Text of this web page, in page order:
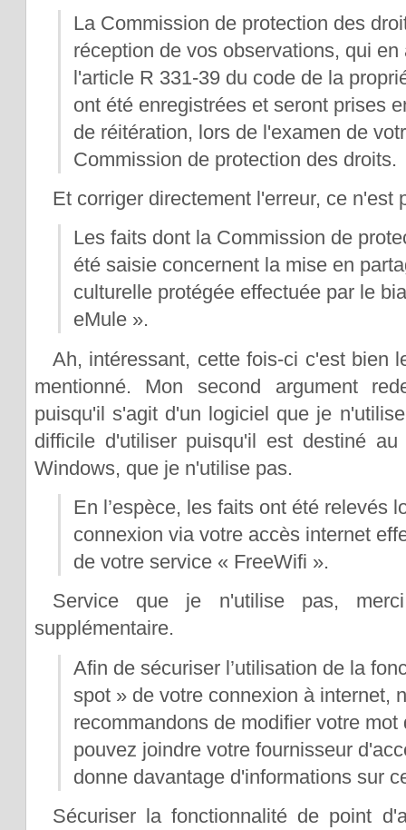
La Commission de protection des
réception de vos observations, qui en
l'article R 331-39 du code de la
ont été enregistrées et seront prises
de réitération, lors de l'examen de
Commission de protection des droits.
Et corriger directement l'erreur, ce n'est
Les faits dont la Commission de
été saisie concernent la mise en
culturelle protégée effectuée par le
eMule ».
Ah, intéressant, cette fois-ci c'est bien
mentionné. Mon second argument
puisqu'il s'agit d'un logiciel que je
difficile d'utiliser puisqu'il est destiné au
Windows, que je n'utilise pas.
En l’espèce, les faits ont été relevés
connexion via votre accès internet
de votre service « FreeWifi ».
Service que je n'utilise pas,
supplémentaire.
Afin de sécuriser l’utilisation de la
spot » de votre connexion à internet,
recommandons de modifier votre mot
pouvez joindre votre fournisseur
donne davantage d'informations sur
Sécuriser la fonctionnalité de point